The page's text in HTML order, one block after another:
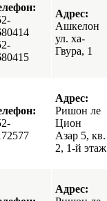
Адрес:
Ашкелон
ул. ха-
Гвура, 1
Адрес:
Ришон ле
Цион
Азар 5, кв.
2, 1-й этаж
Адрес: